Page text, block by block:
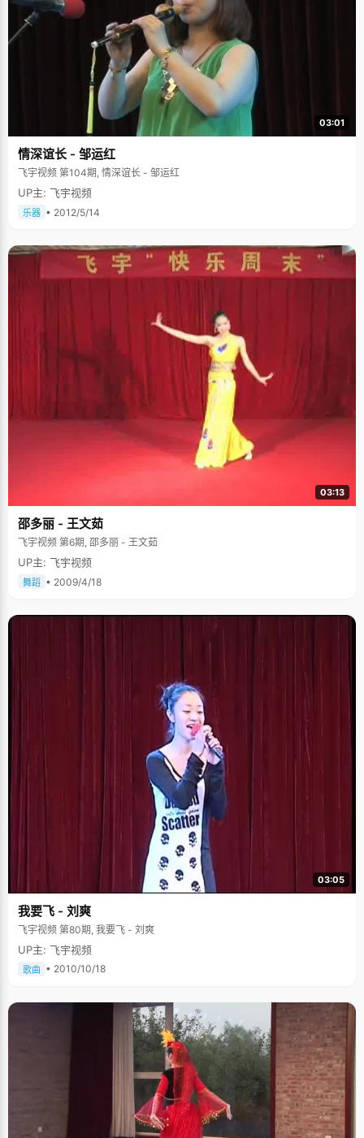
03:01
情深谊长 - 邹运红
飞宇视频 第104期, 情深谊长 - 邹运红
UP主: 飞宇视频
乐器 • 2012/5/14
03:13
邵多丽 - 王文茹
飞宇视频 第6期, 邵多丽 - 王文茹
UP主: 飞宇视频
舞蹈 • 2009/4/18
03:05
我要飞 - 刘爽
飞宇视频 第80期, 我要飞 - 刘爽
UP主: 飞宇视频
歌曲 • 2010/10/18